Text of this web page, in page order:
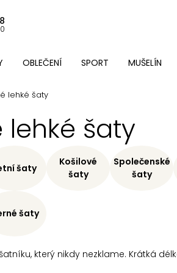
OBLEČENÍ SPORT MUŠELÍN
lehké šaty
lehké šaty
který nikdy nezklame. Krátká
šaty
Košilové
šaty
Společenské
šaty
šaty